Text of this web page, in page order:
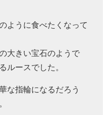
ように食べたくなって
大きい宝石のようで
ルースでした。
な指輪になるだろう